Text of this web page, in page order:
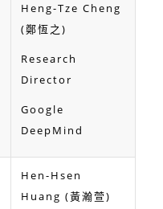
Heng-Tze Cheng
(鄭恆之)
Research
Director
Google
DeepMind
Hen-Hsen
Huang (黃瀚萱)